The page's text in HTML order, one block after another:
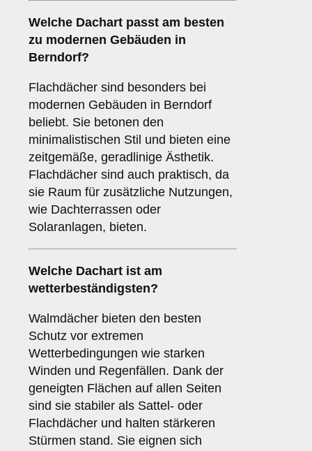
Welche Dachart passt am besten
zu modernen Gebäuden in
Berndorf?
Flachdächer sind besonders bei
modernen Gebäuden in Berndorf
beliebt. Sie betonen den
minimalistischen Stil und bieten eine
zeitgemäße, geradlinige Ästhetik.
Flachdächer sind auch praktisch, da
sie Raum für zusätzliche Nutzungen,
wie Dachterrassen oder
Solaranlagen, bieten.
Welche Dachart ist am
wetterbeständigsten?
Walmdächer bieten den besten
Schutz vor extremen
Wetterbedingungen wie starken
Winden und Regenfällen. Dank der
geneigten Flächen auf allen Seiten
sind sie stabiler als Sattel- oder
Flachdächer und halten stärkeren
Stürmen stand. Sie eignen sich